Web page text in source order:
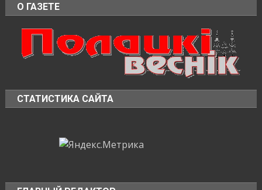
О ГАЗЕТЕ
СТАТИСТИКА САЙТА